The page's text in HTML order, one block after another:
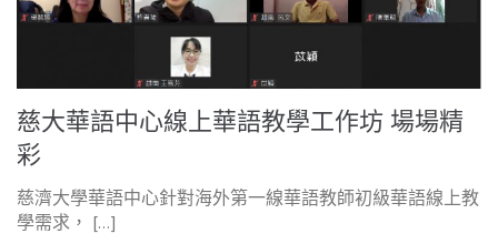
慈大華語中心線上華語教學工作坊 場場精
彩
慈濟大學華語中心針對海外第一線華語教師初級華語線上教
學需求， […]